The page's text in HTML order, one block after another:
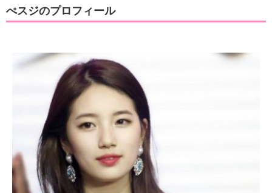
ぺスジのプロフィール